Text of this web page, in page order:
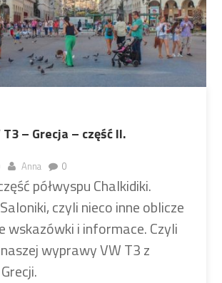
– Grecja – część II.
Anna 0
półwyspu Chalkidiki.
czyli nieco inne oblicze
wskazówki i informace. Czyli
wyprawy VW T3 z